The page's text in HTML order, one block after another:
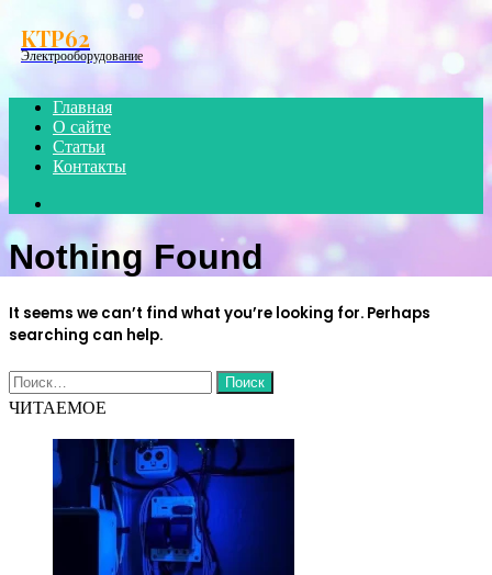
KTP62
Электрооборудование
Главная
О сайте
Статьи
Контакты
Nothing Found
It seems we can’t find what you’re looking for. Perhaps
searching can help.
Найти:
ЧИТАЕМОЕ